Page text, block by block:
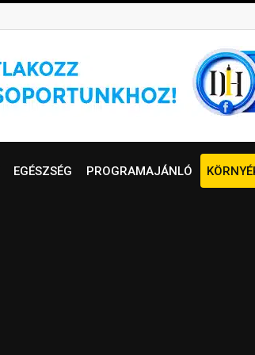
EGÉSZSÉG PROGRAMAJÁNLÓ